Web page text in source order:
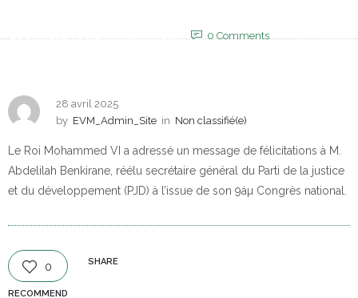
0 Comments
28 avril 2025
by EVM_Admin_Site in Non classifié(e)
Le Roi Mohammed VI a adressé un message de félicitations à M.
Abdelilah Benkirane, réélu secrétaire général du Parti de la justice
et du développement (PJD) à l’issue de son 9áµ Congrès national.
0
RECOMMEND
SHARE